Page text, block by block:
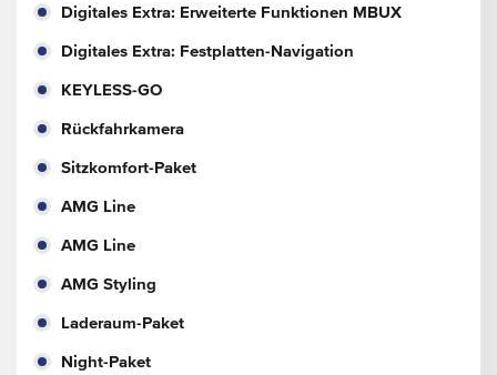
Digitales Extra: Erweiterte Funktionen MBUX
Digitales Extra: Festplatten-Navigation
KEYLESS-GO
Rückfahrkamera
Sitzkomfort-Paket
AMG Line
AMG Line
AMG Styling
Laderaum-Paket
Night-Paket